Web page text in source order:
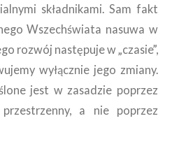
składnikami. Sam fakt
Wszechświata nasuwa w
rozwój następuje w „czasie”,
wyłącznie jego zmiany.
jest w zasadzie poprzez
a nie poprzez